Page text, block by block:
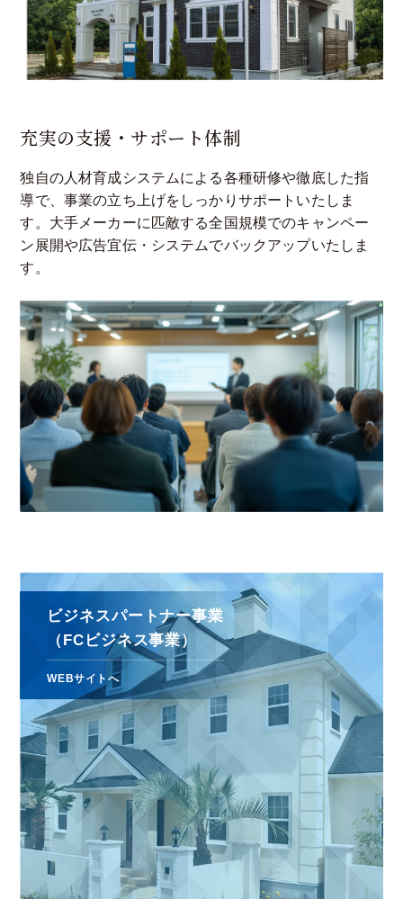
充実の支援・サポート体制
独自の人材育成システムによる各種研修や徹底した指
導で、事業の立ち上げをしっかりサポートいたしま
す。大手メーカーに匹敵する全国規模でのキャンペー
ン展開や広告宜伝・システムでバックアップいたしま
す。
ビジネスパートナー事業
（FCビジネス事業）
WEBサイトへ